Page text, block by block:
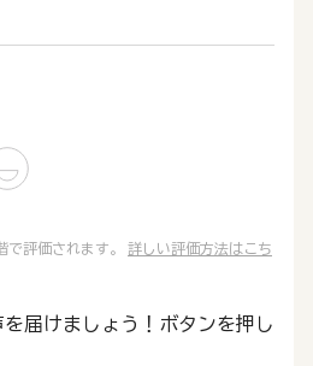
で評価されます。 詳しい評価方法はこち
届けましょう！ボタンを押し